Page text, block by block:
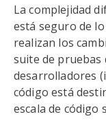
La complejidad
está seguro de
realizan los
suite de pruebas
desarrolladores
código está
escala de código